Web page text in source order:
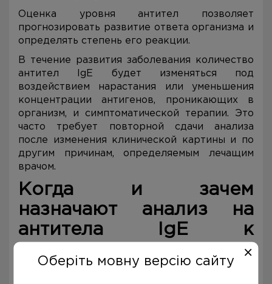
Оценка уровня антител позволяет
прогнозировать развитие ответа организма и
определять степень его реакции.
В течение развития заболевания количество
антител IgE будет изменяться под
воздействием нарастания или уменьшения
концентрации антигенов, проникающих в
организм, и симптоматической терапии. Это
часто требует повторной сдачи анализа
после изменения клинической картины и по
другим причинам, определяемым лечащим
врачом.
Когда и зачем
назначают анализ на
антитела IgE к
Оберіть мовну версію сайту